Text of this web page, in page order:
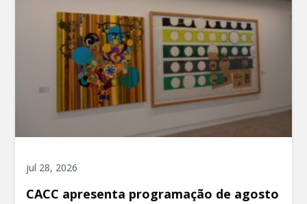
jul 28, 2026
CACC apresenta programação de agosto